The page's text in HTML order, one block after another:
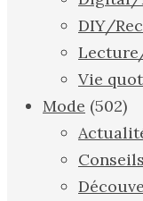
DIY/
Vie
Mode (502)